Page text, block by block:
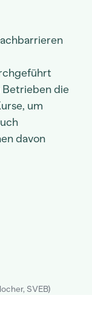
die
um
davon
SVEB)